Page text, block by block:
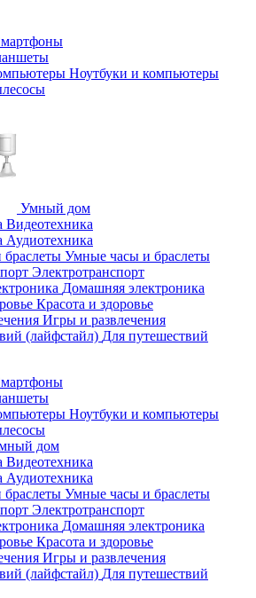
Ноутбуки и компьютеры
Умный дом
Видеотехника
Аудиотехника
Умные часы и браслеты
Электротранспорт
Домашняя электроника
Красота и здоровье
Игры и развлечения
Для путешествий
Ноутбуки и компьютеры
дом
Видеотехника
Аудиотехника
Умные часы и браслеты
Электротранспорт
Домашняя электроника
Красота и здоровье
Игры и развлечения
Для путешествий
раз в 2 недели
plait.ru